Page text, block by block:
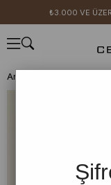
₺3.000 VE ÜZERİ
Anasayfa